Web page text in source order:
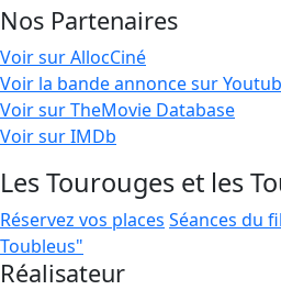
Nos Partenaires
Voir sur AllocCiné
Voir la bande annonce sur
Voir sur TheMovie Database
Voir sur IMDb
Les Tourouges et les
Réservez vos places Séances du
Toubleus"
Réalisateur